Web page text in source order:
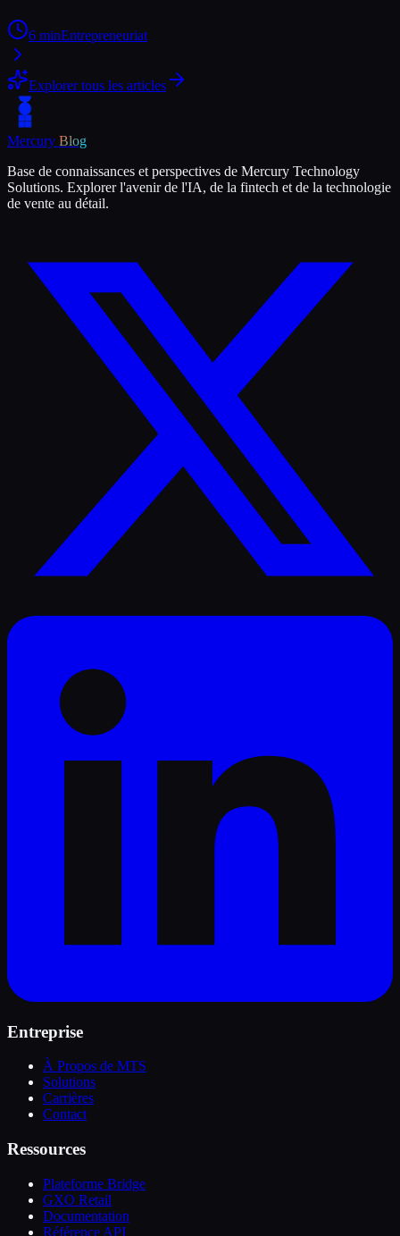
6 minEntrepreneuriat
Explorer tous les articles
Mercury Blog
Base de connaissances et perspectives de Mercury Technology
Solutions. Explorer l'avenir de l'IA, de la fintech et de la technologie
de vente au détail.
Entreprise
À Propos de MTS
Solutions
Carrières
Contact
Ressources
Plateforme Bridge
GXO Retail
Documentation
Référence API